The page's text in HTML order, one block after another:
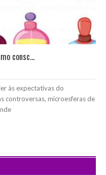
consc...
às expectativas do
controversas, microesferas de